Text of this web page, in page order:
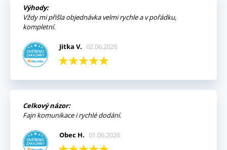
Výhody:
Vždy mi přišla objednávka velmi rychle a v pořádku,
kompletní.
Jitka V. 02.06.2026
Celkový názor:
Fajn komunikace i rychlé dodání.
Obec H. 01.06.2026